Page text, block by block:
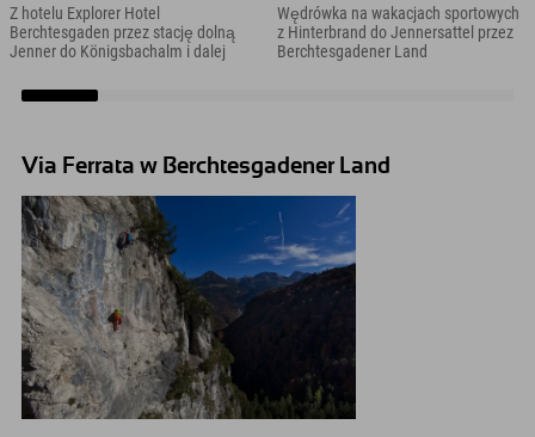
Z hotelu Explorer Hotel
Berchtesgaden przez stację dolną
Jenner do Königsbachalm i dalej
Wędrówka na wakacjach sportowych
z Hinterbrand do Jennersattel przez
Berchtesgadener Land
Via Ferrata w Berchtesgadener Land